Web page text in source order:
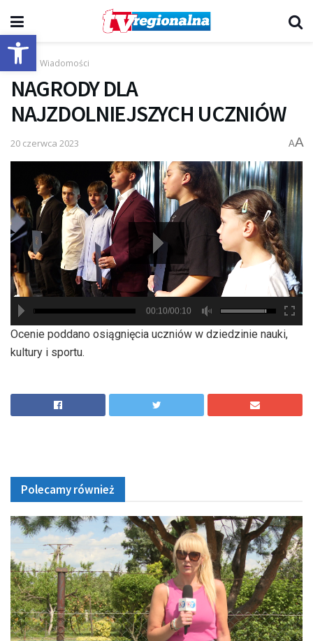
Otwórz pasek narzędzi
Start Wiadomości
NAGRODY DLA
NAJZDOLNIEJSZYCH UCZNIÓW
20 czerwca 2023 AA
hd2880
hd2160
hd2160
hd1440
highres
hd1080
hd720
large
medium
small
tiny
00:10/00:10
Ocenie poddano osiągnięcia uczniów w dziedzinie nauki,
kultury i sportu.
Polecamy również